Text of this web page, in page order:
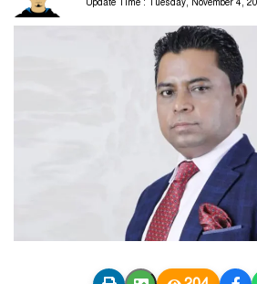
Update Time : Tuesday, November 4,